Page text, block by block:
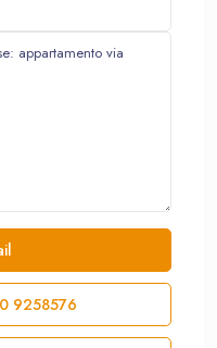
9258576